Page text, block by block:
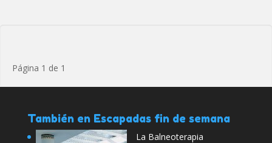
Página 1 de 1
También en Escapadas fin de semana
La Balneoterapia